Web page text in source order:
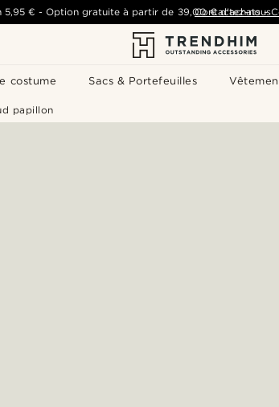
costume Sacs & Portefeuilles
5,95 € -Option gratuite à partir de 39,00 € d'achats-
Contactez-nous
papillon